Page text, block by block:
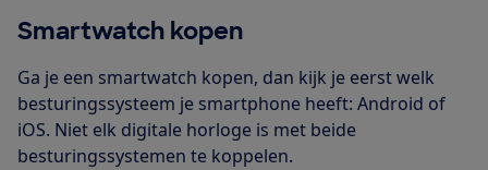
Smartwatch kopen
Ga je een smartwatch kopen, dan kijk je eerst welk
besturingssysteem je smartphone heeft: Android of
iOS. Niet elk digitale horloge is met beide
besturingssystemen te koppelen.